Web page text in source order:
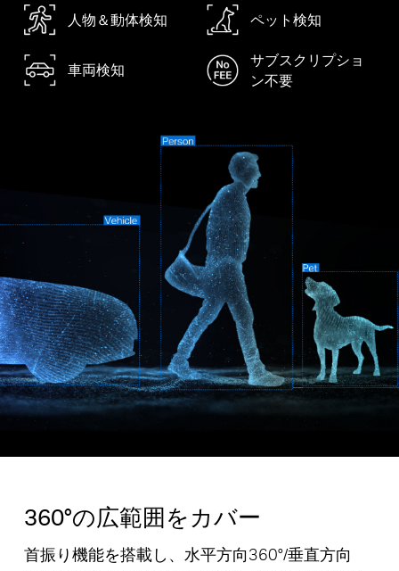
人物＆動体検知 ペット検知
車両検知
サブスクリプショ
ン不要
360°の広範囲をカバー
首振り機能を搭載し、水平方向360°/垂直方向